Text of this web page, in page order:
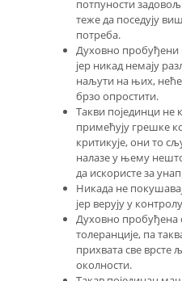
потпуности
теже да поседују
потреба.
Духовно пробуђени
јер никад немају
наљути на њих,
брзо опростити.
Такви појединци не
примећују грешке
критикује, они то
налазе у њему
да искористе за
Никада не
јер верују у
Духовно пробуђена
толеранције, па
прихвата све врсте
околности.